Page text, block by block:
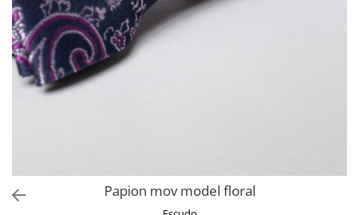
Papion mov model floral